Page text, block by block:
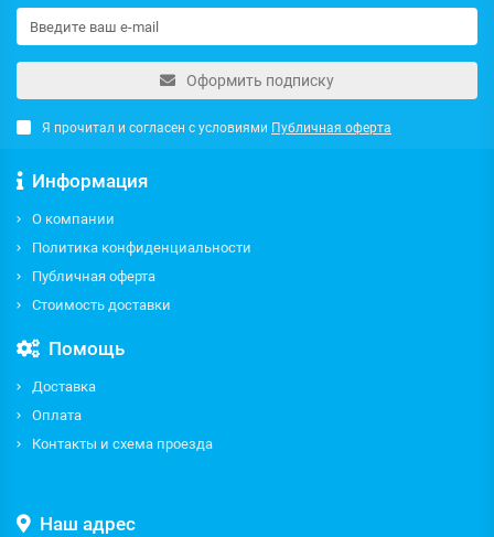
Оформить подписку
Я прочитал и согласен с условиями Публичная оферта
Информация
О компании
Политика конфиденциальности
Публичная оферта
Стоимость доставки
Помощь
Доставка
Оплата
Контакты и схема проезда
Наш адрес